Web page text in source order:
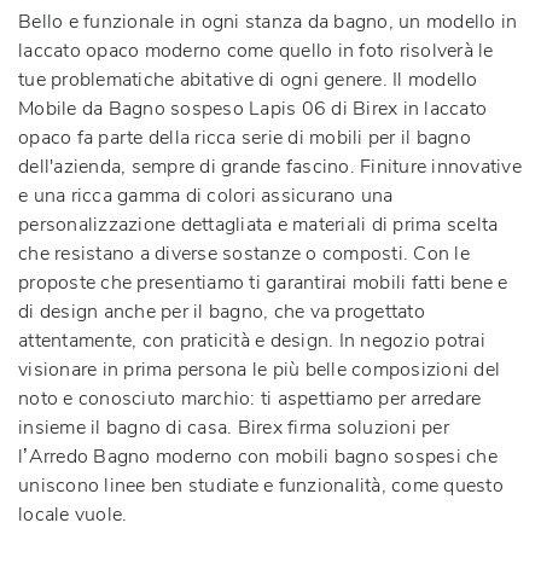
Bello e funzionale in ogni stanza da bagno, un modello in
laccato opaco moderno come quello in foto risolverà le
tue problematiche abitative di ogni genere. Il modello
Mobile da Bagno sospeso Lapis 06 di Birex in laccato
opaco fa parte della ricca serie di mobili per il bagno
dell'azienda, sempre di grande fascino. Finiture innovative
e una ricca gamma di colori assicurano una
personalizzazione dettagliata e materiali di prima scelta
che resistano a diverse sostanze o composti. Con le
proposte che presentiamo ti garantirai mobili fatti bene e
di design anche per il bagno, che va progettato
attentamente, con praticità e design. In negozio potrai
visionare in prima persona le più belle composizioni del
noto e conosciuto marchio: ti aspettiamo per arredare
insieme il bagno di casa. Birex firma soluzioni per
l’Arredo Bagno moderno con mobili bagno sospesi che
uniscono linee ben studiate e funzionalità, come questo
locale vuole.